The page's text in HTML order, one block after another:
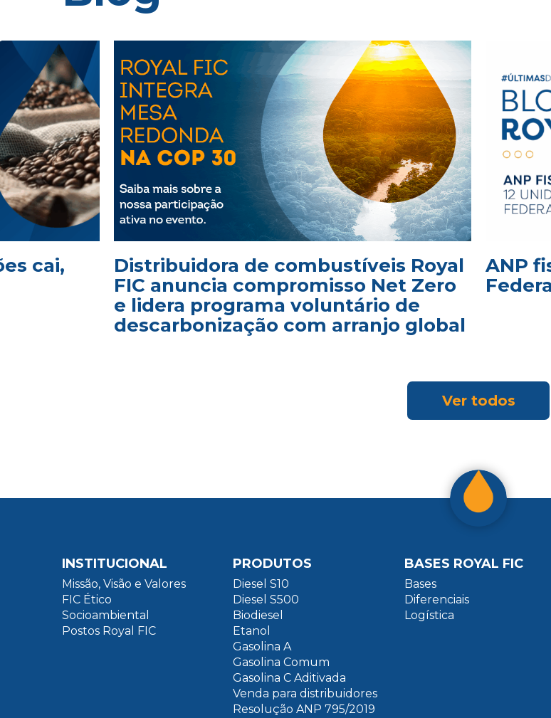
cai,
Distribuidora de combustíveis Royal
FIC anuncia compromisso Net Zero
e lidera programa voluntário de
descarbonização com arranjo global
ANP
Ver todos
INSTITUCIONAL
Missão, Visão e Valores
FIC Ético
Socioambiental
Postos Royal FIC
PRODUTOS
Diesel S10
Diesel S500
Biodiesel
Etanol
Gasolina A
Gasolina Comum
Gasolina C Aditivada
Venda para distribuidores
Resolução ANP 795/2019
BASES ROYAL FIC
Bases
Diferenciais
Logística